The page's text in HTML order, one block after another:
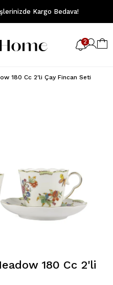
Kargo Bedava!
2
180 Cc 2'li Çay Fincan Seti
180 Cc 2'li